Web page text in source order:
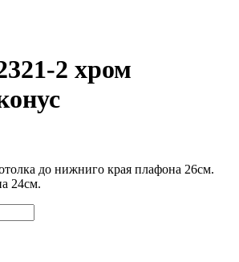
2 хром
до нижниго края плафона 26см.
24см.